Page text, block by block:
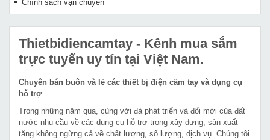
Chính sách vận chuyển
Thietbidiencamtay - Kênh mua sắm
trực tuyến uy tín tại Việt Nam.
Chuyên bán buôn và lẻ các thiết bị điện cầm tay và dụng cụ
hỗ trợ
Trong những năm qua, cùng với đà phát triển và đổi mới của đất
nước nhu cầu về các dụng cụ hỗ trợ trong xây dựng, sản xuất
tăng không ngừng cả về chất lượng, số lượng, dịch vụ. Chúng tôi